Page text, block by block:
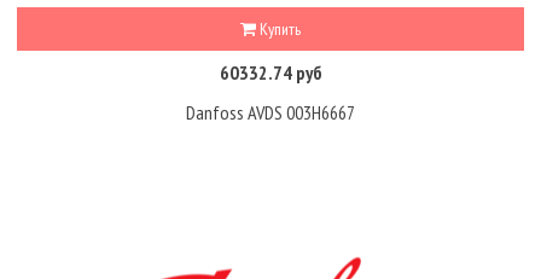
Купить
60332.74 руб
Danfoss AVDS 003H6667